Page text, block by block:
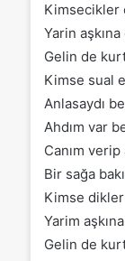
Kimsecikler
Yarin
Gelin de
Kimse sual
Anlasaydı
Ahdım var
Canım verip
Bir sağa
Kimse dikler
Yarim
Gelin de